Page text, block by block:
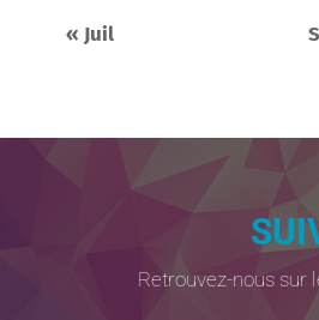
« Juil
Retrouvez-nous sur